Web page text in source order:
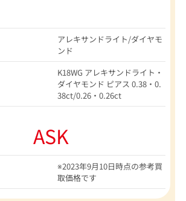
アレキサンドライト/ダイヤモ
ンド
K18WG アレキサンドライト・
ダイヤモンド ピアス 0.38・0.
38ct/0.26・0.26ct
ASK
※2023年9月10日時点の参考買
取価格です